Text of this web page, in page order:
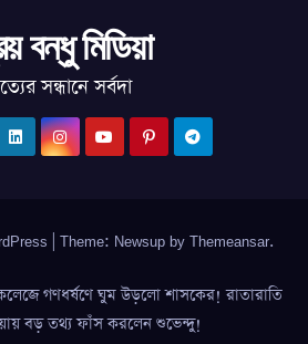
বন্ধু মিডিয়া
সন্ধানে সর্বদা
Theme: Newsup by Themeansar.
গণধর্ষণে ঘুম উড়লো শাসকের! রাতারাতি
বড় তথ্য ফাঁস করলেন শুভেন্দু!